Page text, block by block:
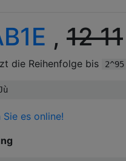
, 1211
die Reihenfolge bis
Sie es online!